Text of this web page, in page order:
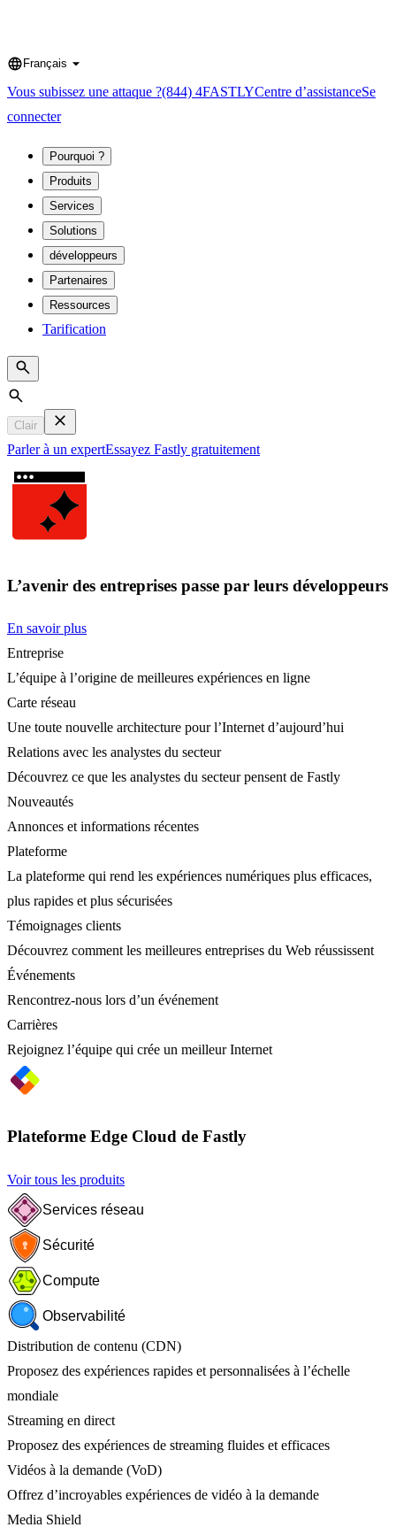
Language
Français
Vous subissez une attaque ?(844) 4FASTLYCentre d’assistanceSe
connecter
Pourquoi ?
Produits
Services
Solutions
développeurs
Partenaires
Ressources
Tarification
Search
Clair
Parler à un expertEssayez Fastly gratuitement
L’avenir des entreprises passe par leurs développeurs
En savoir plus
Entreprise
L’équipe à l’origine de meilleures expériences en ligne
Carte réseau
Une toute nouvelle architecture pour l’Internet d’aujourd’hui
Relations avec les analystes du secteur
Découvrez ce que les analystes du secteur pensent de Fastly
Nouveautés
Annonces et informations récentes
Plateforme
La plateforme qui rend les expériences numériques plus efficaces,
plus rapides et plus sécurisées
Témoignages clients
Découvrez comment les meilleures entreprises du Web réussissent
Événements
Rencontrez-nous lors d’un événement
Carrières
Rejoignez l’équipe qui crée un meilleur Internet
Plateforme Edge Cloud de Fastly
Voir tous les produits
Services réseau
Sécurité
Compute
Observabilité
Distribution de contenu (CDN)
Proposez des expériences rapides et personnalisées à l’échelle
mondiale
Streaming en direct
Proposez des expériences de streaming fluides et efficaces
Vidéos à la demande (VoD)
Offrez d’incroyables expériences de vidéo à la demande
Media Shield